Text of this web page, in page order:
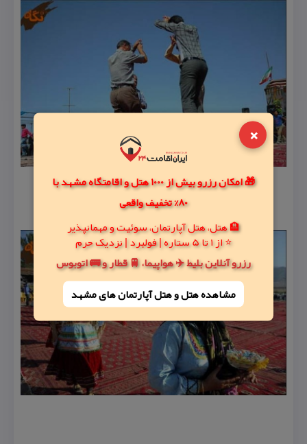
×
🎁 امکان رزرو بیش از 1000 هتل و اقامتگاه مشهد با
80% تخفیف واقعی
🏨 هتل، هتل آپارتمان، سوئیت و مهمانپذیر
⭐ از 1 تا 5 ستاره | فولبرد | نزدیک حرم
رزرو آنلاین بلیط ✈️ هواپیما، 🚆 قطار و 🚌 اتوبوس
مشاهده هتل و هتل‌ آپارتمان های مشهد